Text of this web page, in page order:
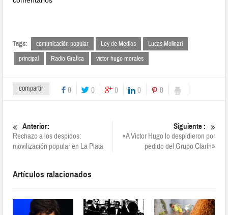
Tags: comunicación popular Ley de Medios
Lucas Molinari
principal
Radio Grafica victor hugo morales
compartir 0 0 0 0 0
Anterior:
Rechazo a los despidos:
movilización popular en La Plata
Siguiente :
«A Victor Hugo lo despidieron por
pedido del Grupo Clarín»
Artículos ralacionados